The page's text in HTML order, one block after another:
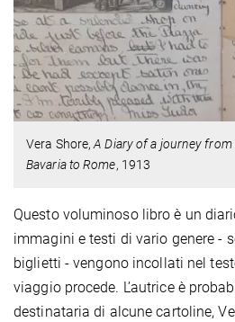
Vera Shore,A Diary of a journey
Bavaria to Rome, 1913
Questo voluminoso libro è un
immagini e testi di vario genere -
biglietti - vengono incollati nel
viaggio procede. L’autrice è
destinataria di alcune cartoline,